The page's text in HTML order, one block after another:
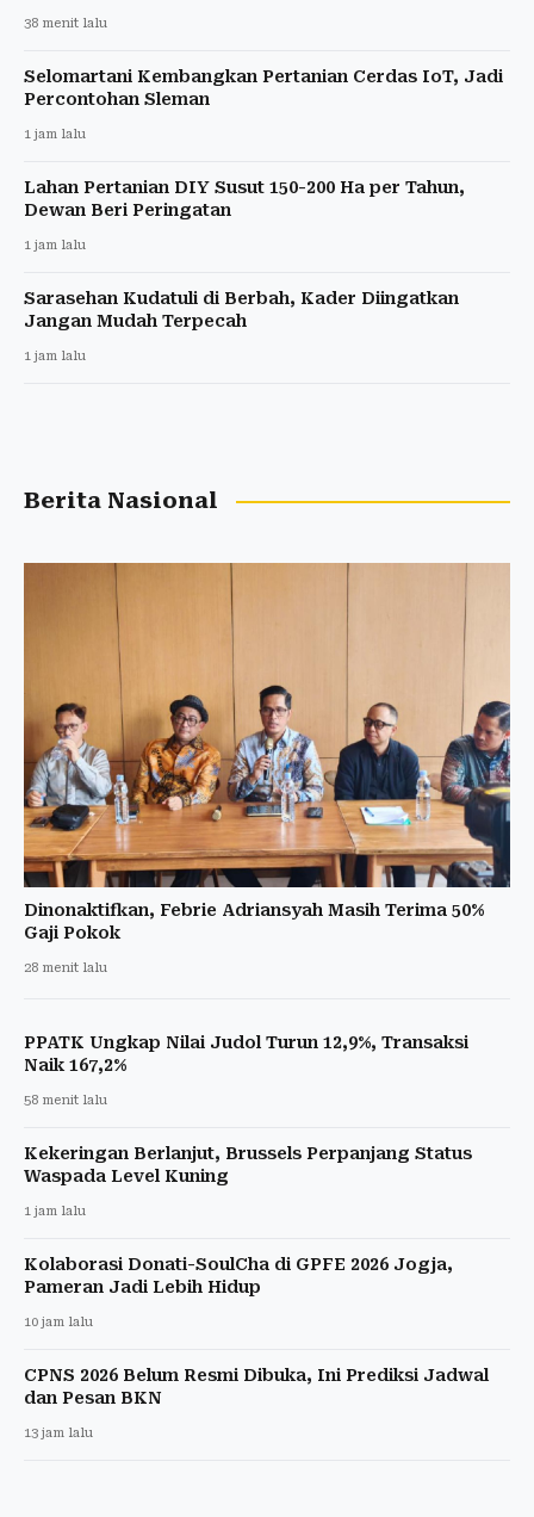
38 menit lalu
Selomartani Kembangkan Pertanian Cerdas IoT, Jadi
Percontohan Sleman
1 jam lalu
Lahan Pertanian DIY Susut 150-200 Ha per Tahun,
Dewan Beri Peringatan
1 jam lalu
Sarasehan Kudatuli di Berbah, Kader Diingatkan
Jangan Mudah Terpecah
1 jam lalu
Berita Nasional
Dinonaktifkan, Febrie Adriansyah Masih Terima 50%
Gaji Pokok
28 menit lalu
PPATK Ungkap Nilai Judol Turun 12,9%, Transaksi
Naik 167,2%
58 menit lalu
Kekeringan Berlanjut, Brussels Perpanjang Status
Waspada Level Kuning
1 jam lalu
Kolaborasi Donati-SoulCha di GPFE 2026 Jogja,
Pameran Jadi Lebih Hidup
10 jam lalu
CPNS 2026 Belum Resmi Dibuka, Ini Prediksi Jadwal
dan Pesan BKN
13 jam lalu